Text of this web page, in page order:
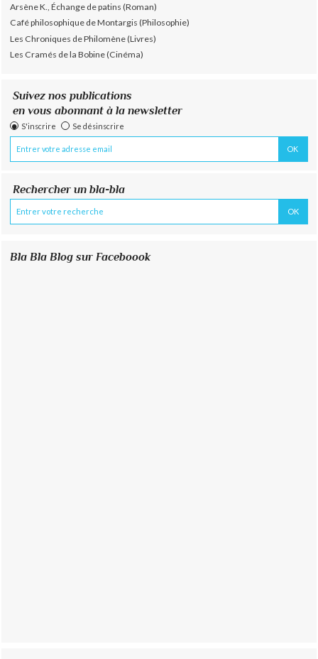
Arsène K., Échange de patins (Roman)
Café philosophique de Montargis (Philosophie)
Les Chroniques de Philomène (Livres)
Les Cramés de la Bobine (Cinéma)
Suivez nos publications
en vous abonnant à la newsletter
S'inscrire Se désinscrire
Rechercher un bla-bla
Bla Bla Blog sur Faceboook